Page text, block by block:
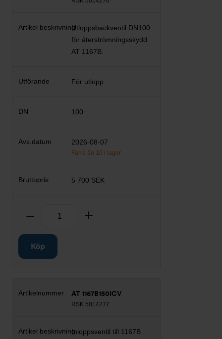
Utloppsbackventil DN100
för återströmningsskydd
AT 1167B.
För utlopp
100
2026-08-07
Färre än 10 i lager
5 700 SEK
Ta bort
Köp
AT 1167B150ICV
RSK 5014277
Inloppsventil till 1167B